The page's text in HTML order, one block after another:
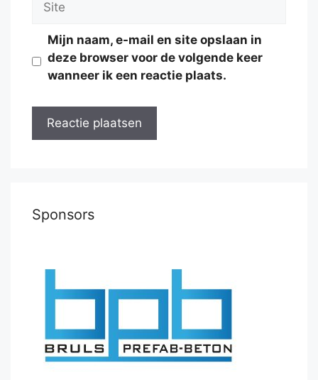
Mijn naam, e-mail en site opslaan in
deze browser voor de volgende keer
wanneer ik een reactie plaats.
Sponsors